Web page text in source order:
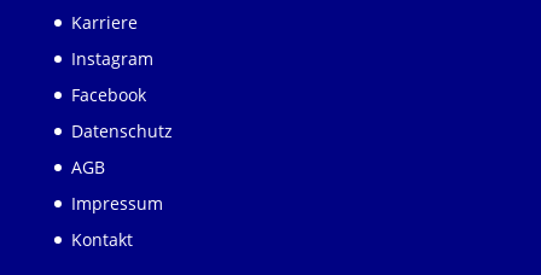
Karriere
Instagram
Facebook
Datenschutz
AGB
Impressum
Kontakt